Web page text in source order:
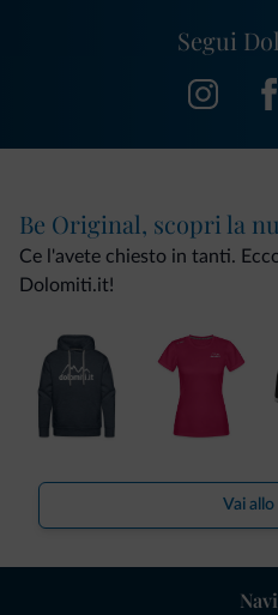
Segui
Be Original, scopri la
Ce l'avete chiesto in tanti.
Dolomiti.it!
Vai